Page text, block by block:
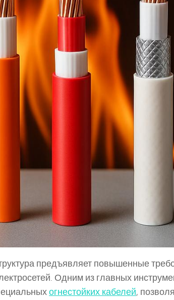
предъявляет повышенные
Одним из главных
огнестойких кабелей,